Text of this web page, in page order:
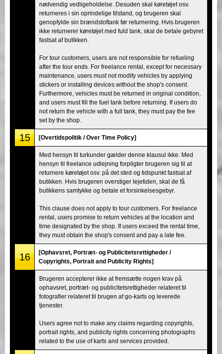
nødvendig vedligeholdelse. Desuden skal køretøjet osv.
returneres i sin oprindelige tilstand, og brugeren skal
genopfylde sin brændstoftank før returnering. Hvis brugeren
ikke returnerer køretøjet med fuld tank, skal de betale gebyret
fastsat af butikken.
For tour customers, users are not responsible for refueling
after the tour ends. For freelance rental, except for necessary
maintenance, users must not modify vehicles by applying
stickers or installing devices without the shop's consent.
Furthermore, vehicles must be returned in original condition,
and users must fill the fuel tank before returning. If users do
not return the vehicle with a full tank, they must pay the fee
set by the shop.
15 [Overtidspolitik / Over Time Policy]
Med hensyn til turkunder gælder denne klausul ikke. Med
hensyn til freelance udlejning forpligter brugeren sig til at
returnere køretøjet osv. på det sted og tidspunkt fastsat af
butikken. Hvis brugeren overstiger lejetiden, skal de få
butikkens samtykke og betale et forsinkelsesgebyr.
This clause does not apply to tour customers. For freelance
rental, users promise to return vehicles at the location and
time designated by the shop. If users exceed the rental time,
they must obtain the shop's consent and pay a late fee.
16
[Ophavsret, Portræt- og Publicitetsrettigheder /
Copyrights, Portrait and Publicity Rights]
Brugeren accepterer ikke at fremsætte nogen krav på
ophavsret, portræt- og publicitetsrettigheder relateret til
fotografier relateret til brugen af go-karts og leverede
tjenester.
Users agree not to make any claims regarding copyrights,
portrait rights, and publicity rights concerning photographs
related to the use of karts and services provided.